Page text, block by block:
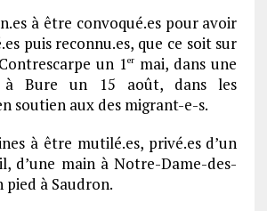
à être convoqué.es pour avoir
puis reconnu.es, que ce soit sur
un 1er mai, dans une
à Bure un 15 août, dans les
soutien aux des migrant-e-s.
à être mutilé.es, privé.es d’un
d’une main à Notre-Dame-des-
pied à Saudron.